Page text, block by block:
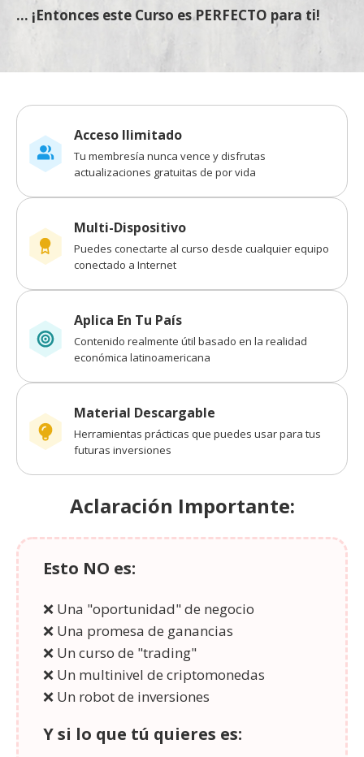
... ¡Entonces este Curso es PERFECTO para ti!
Acceso Ilimitado
Tu membresía nunca vence y disfrutas
actualizaciones gratuitas de por vida
Multi-Dispositivo
Puedes conectarte al curso desde cualquier equipo
conectado a Internet
Aplica En Tu País
Contenido realmente útil basado en la realidad
económica latinoamericana
Material Descargable
Herramientas prácticas que puedes usar para tus
futuras inversiones
Aclaración Importante:
Esto NO es:
❌ Una "oportunidad" de negocio
❌ Una promesa de ganancias
❌ Un curso de "trading"
❌ Un multinivel de criptomonedas
❌ Un robot de inversiones
Y si lo que tú quieres es: